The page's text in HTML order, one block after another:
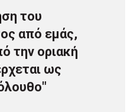
του
από εμάς,
την οριακή
ως